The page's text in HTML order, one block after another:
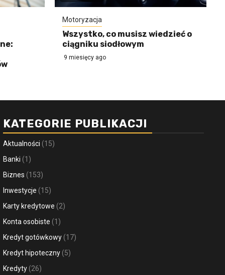
Motoryzacja
Wszystko, co musisz wiedzieć o
ciągniku siodłowym
9 miesięcy ago
KATEGORIE PUBLIKACJI
Aktualności (15)
Banki (1)
Biznes (153)
Inwestycje (15)
Karty kredytowe (2)
Konta osobiste (1)
Kredyt gotówkowy (17)
Kredyt hipoteczny (5)
Kredyty (26)